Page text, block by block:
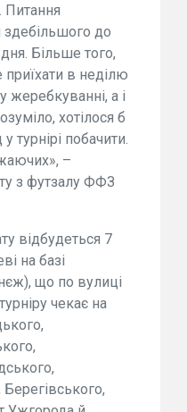
Питання
здебільшого до
Більше того,
в неділю
жеребкуванні, а і
хотілося б
турнірі побачити.
–
з футзалу ФФЗ
відбудеться 7
на базі
що по вулиці
чекає на